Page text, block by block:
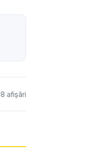
8 afișări